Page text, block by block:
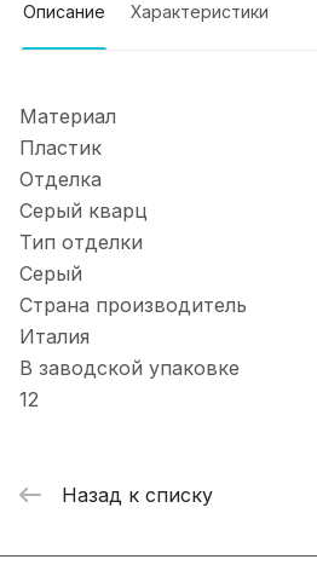
Описание Характеристики
Материал
Пластик
Отделка
Серый кварц
Тип отделки
Серый
Страна производитель
Италия
В заводской упаковке
12
Назад к списку